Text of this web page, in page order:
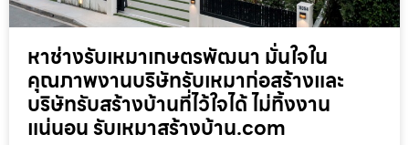
หาช่างรับเหมาเกษตรพัฒนา มั่นใจใน
คุณภาพงานบริษัทรับเหมาก่อสร้างและ
บริษัทรับสร้างบ้านที่ไว้ใจได้ ไม่ทิ้งงาน
แน่นอน รับเหมาสร้างบ้าน.com